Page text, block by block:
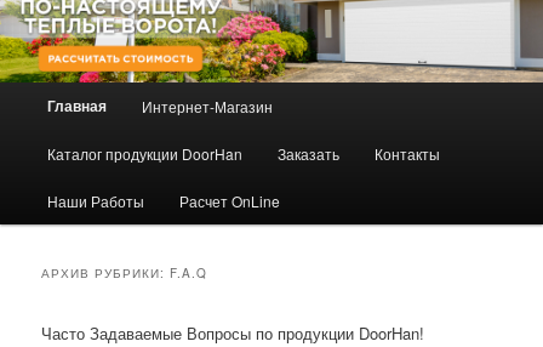
ГлавноеГлавная Интернет-Магазин
Каталог продукции DoorHan Заказать Контакты
Наши Работы Расчет OnLine
АРХИВ РУБРИКИ: F.A.Q
Часто Задаваемые Вопросы по продукции DoorHan!